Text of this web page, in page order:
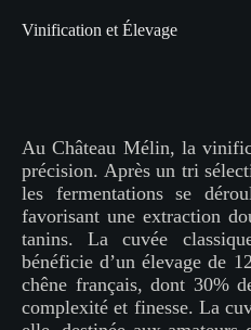
Vinification et Élevage
Au Château Mélin, la
précision. Après un tri
les fermentations se
favorisant une extraction
tanins. La cuvée
bénéficie d’un élevage de
chêne français, dont 30%
complexité et finesse. La